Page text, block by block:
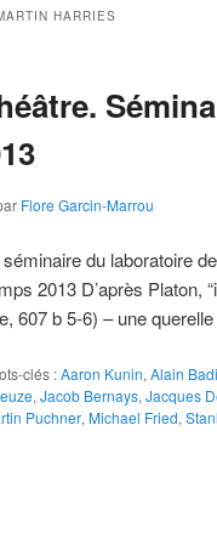
HARRIES
Flore Garcin-Marrou
du laboratoire
2013 D’après Platon,
607 b 5-6) – une
clés :Aaron Kunin, Alain
, Jacob Bernays, Jacques
Puchner, Michael Fried,